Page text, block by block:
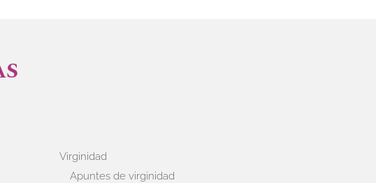
Virginidad
Apuntes de virginidad